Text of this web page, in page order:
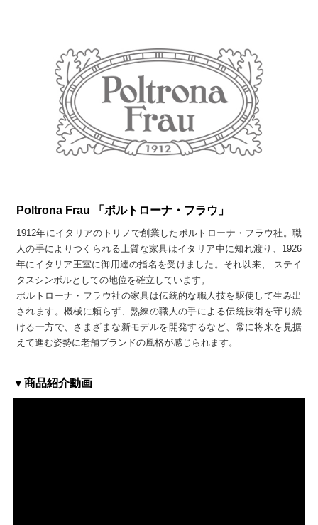
Poltrona Frau 「ポルトローナ・フラウ」
1912年にイタリアのトリノで創業したポルトローナ・フラウ社。職
人の手によりつくられる上質な家具はイタリア中に知れ渡り、1926
年にイタリア王室に御用達の指名を受けました。それ以来、 ステイ
タスシンボルとしての地位を確立しています。
ポルトローナ・フラウ社の家具は伝統的な職人技を駆使して生み出
されます。機械に頼らず、熟練の職人の手による伝統技術を守り続
ける一方で、さまざまな新モデルを開発するなど、常に将来を見据
えて進む姿勢に老舗ブランドの風格が感じられます。
▼商品紹介動画